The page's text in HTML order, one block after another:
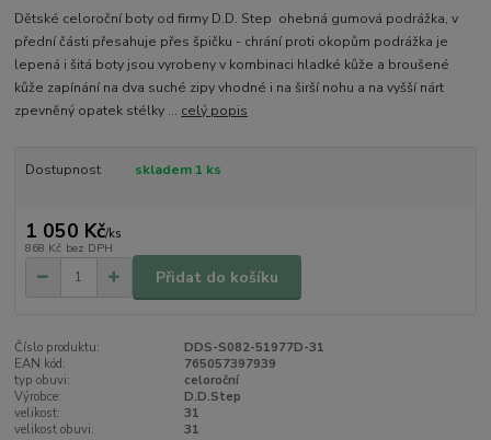
Dětské celoroční boty od firmy D.D. Step ohebná gumová podrážka, v
přední části přesahuje přes špičku - chrání proti okopům podrážka je
lepená i šitá boty jsou vyrobeny v kombinaci hladké kůže a broušené
kůže zapínání na dva suché zipy vhodné i na širší nohu a na vyšší nárt
zpevněný opatek stélky ... celý popis
Dostupnost skladem 1 ks
1 050 Kč/ks
868 Kč bez DPH
Přidat do košíku
Číslo produktu:
DDS-S082-51977D-31
EAN kód:
765057397939
typ obuvi:
celoroční
Výrobce:
D.D.Step
velikost:
31
velikost obuvi:
31